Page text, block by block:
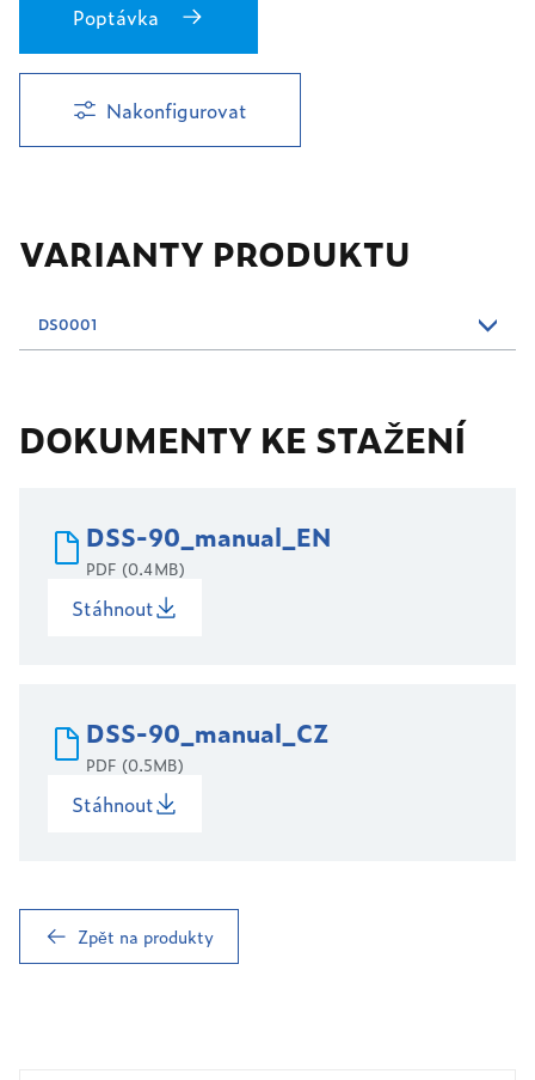
Poptávka
Nakonfigurovat
VARIANTY PRODUKTU
DS0001
DOKUMENTY KE STAŽENÍ
DSS-90_manual_EN
PDF (0.4MB)
Stáhnout
DSS-90_manual_CZ
PDF (0.5MB)
Stáhnout
Zpět na produkty